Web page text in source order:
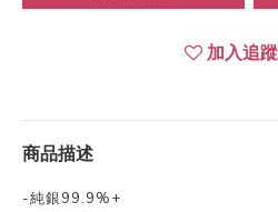
加入追
商品描述
-純銀99.9%+